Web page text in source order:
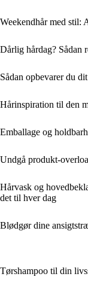
Weekendhår med stil:
Dårlig hårdag? Sådan
Sådan opbevarer du
Hårinspiration til den
Emballage og
Undgå produkt-
Hårvask og
det til hver dag
Blødgør dine
Tørshampoo til din